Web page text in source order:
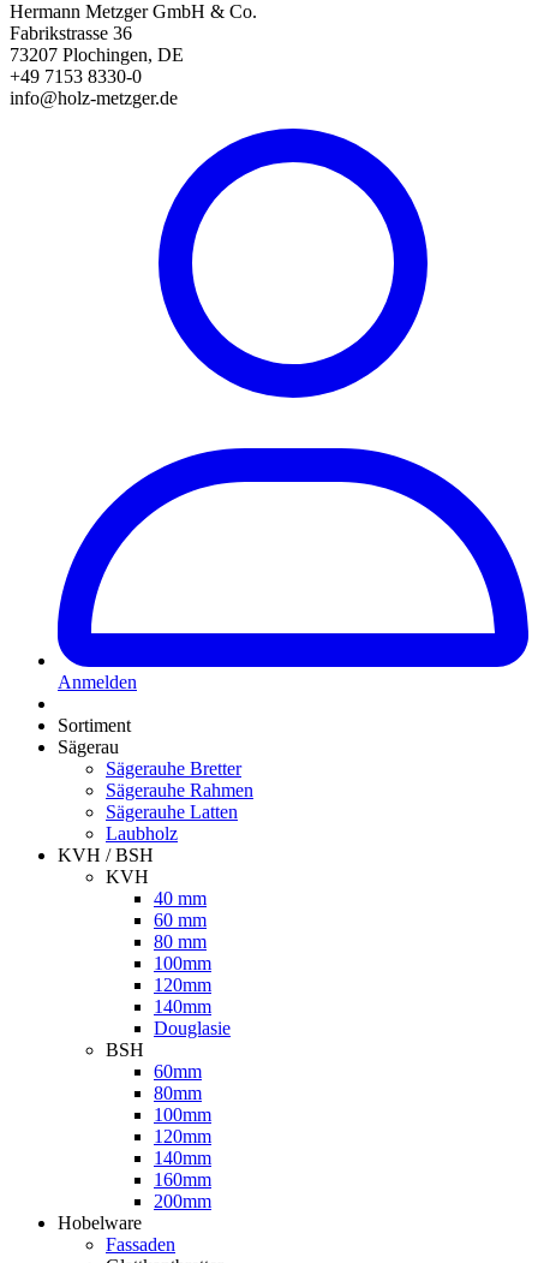
Hermann Metzger GmbH & Co.
Fabrikstrasse 36
73207 Plochingen, DE
+49 7153 8330-0
info@holz-metzger.de
Anmelden
Sortiment
Sägerau
Sägerauhe Bretter
Sägerauhe Rahmen
Sägerauhe Latten
Laubholz
KVH / BSH
KVH
40 mm
60 mm
80 mm
100mm
120mm
140mm
Douglasie
BSH
60mm
80mm
100mm
120mm
140mm
160mm
200mm
Hobelware
Fassaden